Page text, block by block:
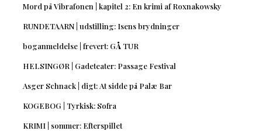
Mord på Vibrafonen | kapitel 2: En krimi af Roxnakowsky
RUNDETAARN | udstilling: Isens brydninger
boganmeldelse | frevert: GÅ TUR
HELSINGØR | Gadeteater: Passage Festival
Asger Schnack | digt: At sidde på Palæ Bar
KOGEBOG | Tyrkisk: Sofra
KRIMI | sommer: Efterspillet